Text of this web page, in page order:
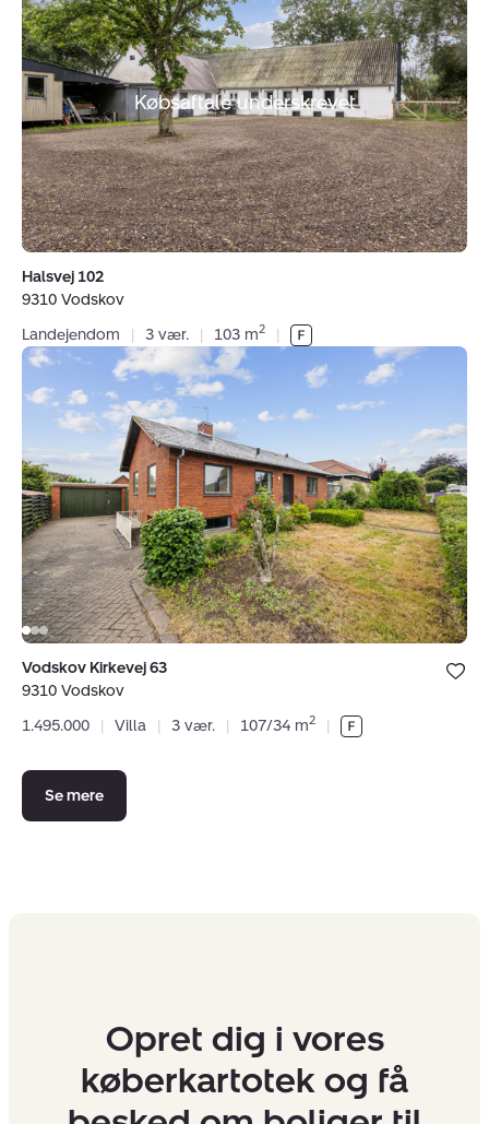
102,
9310
Vodskov
Købsaftale underskrevet
Halsvej 102
9310 Vodskov
Landejendom
| 3 vær. | 103 m2 |
Villa:
Vodskov
Kirkevej
9310
Vodskov
Bolig er
under dine
Vodskov Kirkevej 63
9310 Vodskov
1.495.000
| Villa | 3 vær. | 107/34 m2 |
Se mere
Opret dig i vores
køberkartotek og få